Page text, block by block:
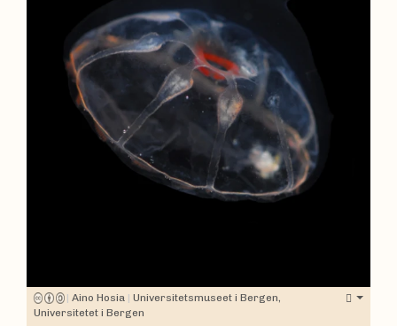
| Aino Hosia | Universitetsmuseet i Bergen,
Universitetet i Bergen